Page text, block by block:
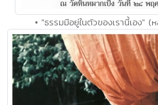
• "ธรรมมีอยู่ในตัวของเรานี้เอง" (